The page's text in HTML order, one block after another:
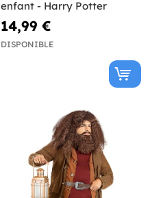
enfant - Harry Potter
14,99 €
DISPONIBLE